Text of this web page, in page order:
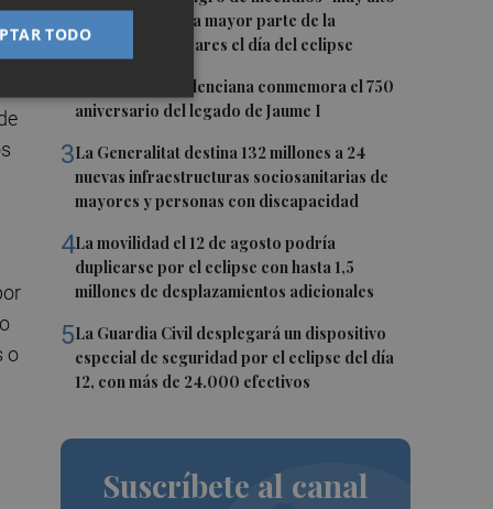
o "extremo" en la mayor parte de la
Península y Baleares el día del eclipse
La Biblioteca Valenciana conmemora el 750
aniversario del legado de Jaume I
3La Generalitat destina 132 millones a 24
nuevas infraestructuras sociosanitarias de
mayores y personas con discapacidad
4La movilidad el 12 de agosto podría
duplicarse por el eclipse con hasta 1,5
millones de desplazamientos adicionales
5La Guardia Civil desplegará un dispositivo
especial de seguridad por el eclipse del día
12, con más de 24.000 efectivos
Suscríbete al canal
o
TODO